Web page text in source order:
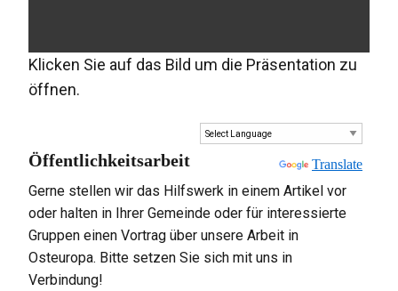
Klicken Sie auf das Bild um die Präsentation zu
öffnen.
Translate
Öffentlichkeitsarbeit
Gerne stellen wir das Hilfswerk in einem Artikel vor
oder halten in Ihrer Gemeinde oder für interessierte
Gruppen einen Vortrag über unsere Arbeit in
Osteuropa. Bitte setzen Sie sich mit uns in
Verbindung!